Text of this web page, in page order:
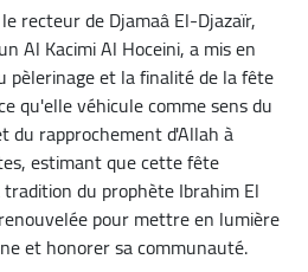
recteur de Djamaâ El-Djazaïr,
Al Kacimi Al Hoceini, a mis en
et la finalité de la fête
qu'elle véhicule comme sens du
du rapprochement d'Allah à
estimant que cette fête
du prophète Ibrahim El
pour mettre en lumière
et honorer sa communauté.